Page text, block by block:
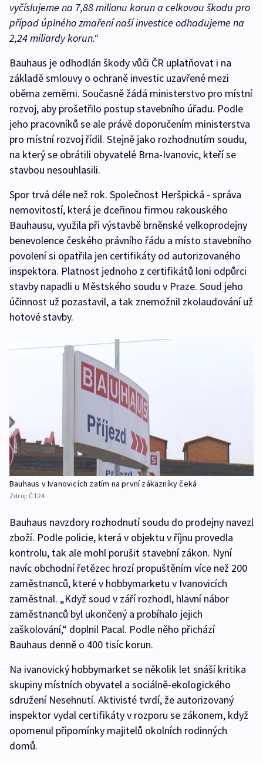
vyčíslujeme na 7,88 milionu korun a celkovou škodu pro
případ úplného zmaření naší investice odhadujeme na
2,24 miliardy korun.“
Bauhaus je odhodlán škody vůči ČR uplatňovat i na
základě smlouvy o ochraně investic uzavřené mezi
oběma zeměmi. Současně žádá ministerstvo pro místní
rozvoj, aby prošetřilo postup stavebního úřadu. Podle
jeho pracovníků se ale právě doporučením ministerstva
pro místní rozvoj řídil. Stejně jako rozhodnutím soudu,
na který se obrátili obyvatelé Brna-Ivanovic, kteří se
stavbou nesouhlasili.
Spor trvá déle než rok. Společnost Heršpická - správa
nemovitostí, která je dceřinou firmou rakouského
Bauhausu, využila při výstavbě brněnské velkoprodejny
benevolence českého právního řádu a místo stavebního
povolení si opatřila jen certifikáty od autorizovaného
inspektora. Platnost jednoho z certifikátů loni odpůrci
stavby napadli u Městského soudu v Praze. Soud jeho
účinnost už pozastavil, a tak znemožnil zkolaudování už
hotové stavby.
Bauhaus v Ivanovicích zatím na první zákazníky čeká
Zdroj: ČT24
Bauhaus navzdory rozhodnutí soudu do prodejny navezl
zboží. Podle policie, která v objektu v říjnu provedla
kontrolu, tak ale mohl porušit stavební zákon. Nyní
navíc obchodní řetězec hrozí propuštěním více než 200
zaměstnanců, které v hobbymarketu v Ivanovicích
zaměstnal. „Když soud v září rozhodl, hlavní nábor
zaměstnanců byl ukončený a probíhalo jejich
zaškolování,“ doplnil Pacal. Podle něho přichází
Bauhaus denně o 400 tisíc korun.
Na ivanovický hobbymarket se několik let snáší kritika
skupiny místních obyvatel a sociálně-ekologického
sdružení Nesehnutí. Aktivisté tvrdí, že autorizovaný
inspektor vydal certifikáty v rozporu se zákonem, když
opomenul připomínky majitelů okolních rodinných
domů.